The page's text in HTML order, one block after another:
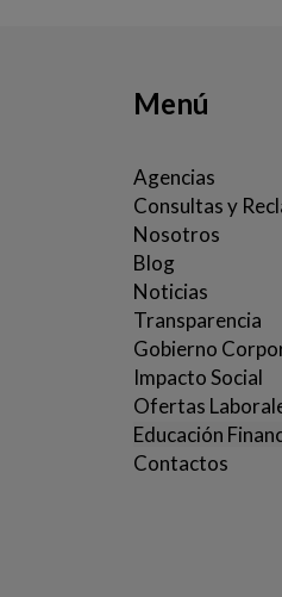
Menú
Agencias
Consultas y
Nosotros
Blog
Noticias
Transparencia
Gobierno
Impacto Social
Ofertas
Educación
Contactos